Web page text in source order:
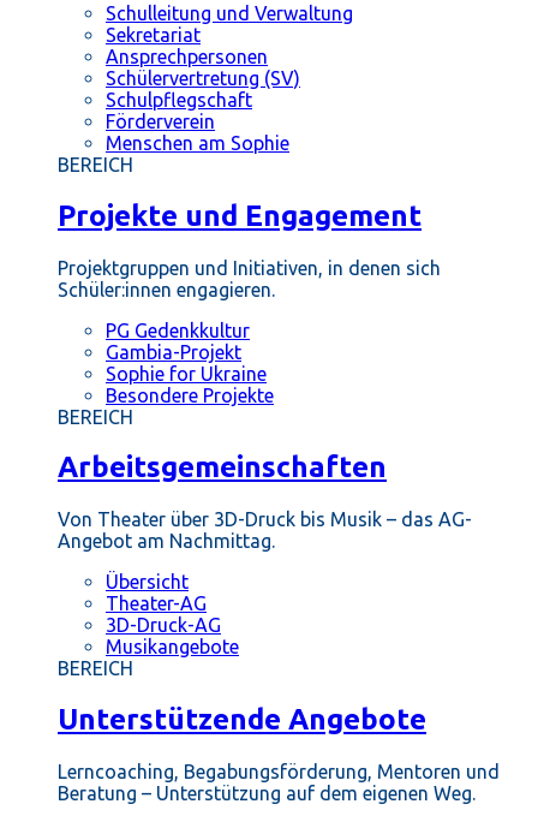
Schulleitung und Verwaltung
Sekretariat
Ansprechpersonen
Schülervertretung (SV)
Schulpflegschaft
Förderverein
Menschen am Sophie
BEREICH
Projekte und Engagement
Projektgruppen und Initiativen, in denen sich
Schüler:innen engagieren.
PG Gedenkkultur
Gambia-Projekt
Sophie for Ukraine
Besondere Projekte
BEREICH
Arbeitsgemeinschaften
Von Theater über 3D-Druck bis Musik – das AG-
Angebot am Nachmittag.
Übersicht
Theater-AG
3D-Druck-AG
Musikangebote
BEREICH
Unterstützende Angebote
Lerncoaching, Begabungsförderung, Mentoren und
Beratung – Unterstützung auf dem eigenen Weg.